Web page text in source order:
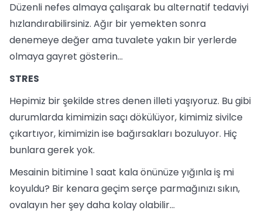
Düzenli nefes almaya çalışarak bu alternatif tedaviyi
hızlandırabilirsiniz. Ağır bir yemekten sonra
denemeye değer ama tuvalete yakın bir yerlerde
olmaya gayret gösterin...
STRES
Hepimiz bir şekilde stres denen illeti yaşıyoruz. Bu gibi
durumlarda kimimizin saçı dökülüyor, kimimiz sivilce
çıkartıyor, kimimizin ise bağırsakları bozuluyor. Hiç
bunlara gerek yok.
Mesainin bitimine 1 saat kala önünüze yığınla iş mi
koyuldu? Bir kenara geçim serçe parmağınızı sıkın,
ovalayın her şey daha kolay olabilir...